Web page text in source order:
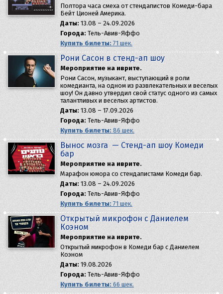
Полтора часа смеха от стендапистов Комеди-бара
Бейт Ционей Америка.
Даты: 13.08 – 24.09.2026
Города: Тель-Авив-Яффо
Купить билеты: 71 шек.
Рони Сасон в стенд-ап шоу
Мероприятие на иврите.
Рони Сасон, музыкант, выступающий в роли
комедианта, на одном из развлекательных и веселых
шоу! Он давно утвердил свой статус одного из самых
талантливых и веселых артистов.
Даты: 13.08 – 17.09.2026
Города: Тель-Авив-Яффо
Купить билеты: 86 шек.
Вынос мозга — Стенд-ап шоу Комеди
бар
Мероприятие на иврите.
Марафон юмора со стендапистами Комеди бар.
Даты: 13.08 – 24.09.2026
Города: Тель-Авив-Яффо
Купить билеты: 71 шек.
Открытый микрофон с Даниелем
Коэном
Мероприятие на иврите.
Открытый микрофон в Комеди бар с Даниелем
Коэном
Даты: 19.08.2026
Города: Тель-Авив-Яффо
Купить билеты: 66 шек.